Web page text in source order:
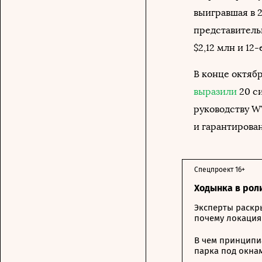
выигравшая в
$2,12 млн и
В конце
выразили 20
руководству
и
Ходынка в
Спецпроект 16+
Эксперты
почему
В чем
парка под